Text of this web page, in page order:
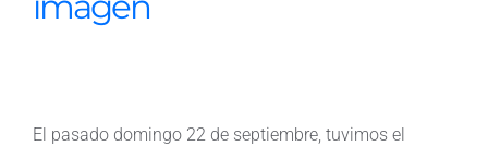
El pasado domingo 22 de septiembre, tuvimos el